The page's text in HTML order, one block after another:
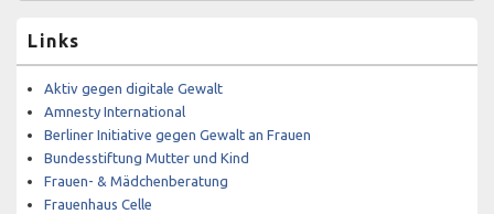
Links
Aktiv gegen digitale Gewalt
Amnesty International
Berliner Initiative gegen Gewalt an Frauen
Bundesstiftung Mutter und Kind
Frauen- & Mädchenberatung
Frauenhaus Celle